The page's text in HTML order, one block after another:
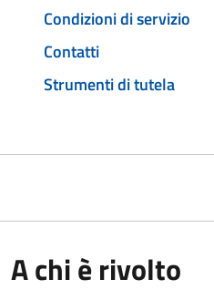
Condizioni di servizio
Contatti
Strumenti di tutela
A chi è rivolto